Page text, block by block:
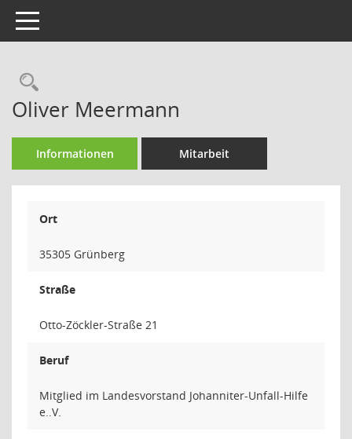
Toggle navigation
Rechercheauswahl
Oliver Meermann
Informationen Mitarbeit
Ort
35305 Grünberg
Straße
Otto-Zöckler-Straße 21
Beruf
Mitglied im Landesvorstand Johanniter-Unfall-Hilfe
e..V.